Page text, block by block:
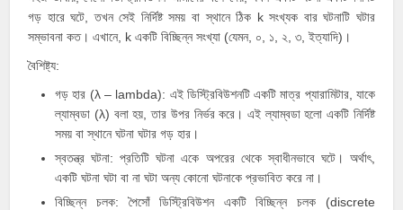
গড় হারে ঘটে, তখন সেই নির্দিষ্ট সময় বা স্থানে ঠিক k সংখ্যক বার ঘটনাটি ঘটার
সম্ভাবনা কত। এখানে, k একটি বিচ্ছিন্ন সংখ্যা (যেমন, ০, ১, ২, ৩, ইত্যাদি)।
বৈশিষ্ট্য:
গড় হার (λ – lambda): এই ডিস্ট্রিবিউশনটি একটি মাত্র প্যারামিটার, যাকে
ল্যাম্বডা (λ) বলা হয়, তার উপর নির্ভর করে। এই ল্যাম্বডা হলো একটি নির্দিষ্ট
সময় বা স্থানে ঘটনা ঘটার গড় হার।
স্বতন্ত্র ঘটনা: প্রতিটি ঘটনা একে অপরের থেকে স্বাধীনভাবে ঘটে। অর্থাৎ,
একটি ঘটনা ঘটা বা না ঘটা অন্য কোনো ঘটনাকে প্রভাবিত করে না।
বিচ্ছিন্ন চলক: পৈসোঁ ডিস্ট্রিবিউশন একটি বিচ্ছিন্ন চলক (discrete